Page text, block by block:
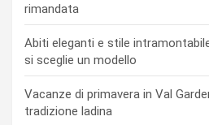
rimandata
Abiti eleganti e stile
si sceglie un modello
Vacanze di primavera in Val
tradizione ladina